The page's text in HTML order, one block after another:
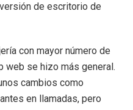
de escritorio de
con mayor número de
web se hizo más general.
cambios como
en llamadas, pero